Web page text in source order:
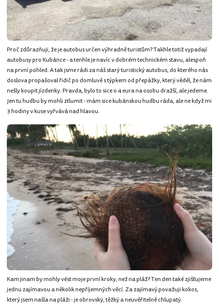
Proč zdůrazňuji, že je autobus určen výhradně turistům? Takhle totiž vypadají
autobusy pro Kubánce - a tenhle je navíc v dobrém technickém stavu, alespoň
na první pohled. A tak jsme rádi za náš starý turistický autobus, do kterého nás
doslova propašoval řidič po domluvě s týpkem od přepážky, který věděl, že nám
nešly koupit jízdenky. Pravda, bylo to sice o 4 eura na osobu dražší, ale jedeme.
Jen tu hudbu by mohli ztlumit - mám sice kubánskou hudbu ráda, ale ne když mi
3 hodiny v kuse vyřvává nad hlavou.
Kam jinam by mohly vést moje první kroky, než na pláž? Ten den také zjišťujeme
jednu zajímavou a několik nepříjemných věcí. Za zajímavý považuji kokos,
který jsem našla na pláži - je obrovský, těžký a neuvěřitelně chlupatý.